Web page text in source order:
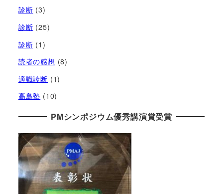
診断 (3)
診断 (25)
診断 (1)
読者の感想 (8)
適職診断 (1)
高島塾 (10)
PMシンポジウム優秀講演賞受賞